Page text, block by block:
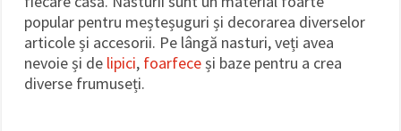
Setări
popular pentru meșteșuguri și decorarea diverselor
articole și accesorii. Pe lângă nasturi, veți avea
nevoie și de lipici, foarfeceși baze pentru a crea
diverse frumuseți.